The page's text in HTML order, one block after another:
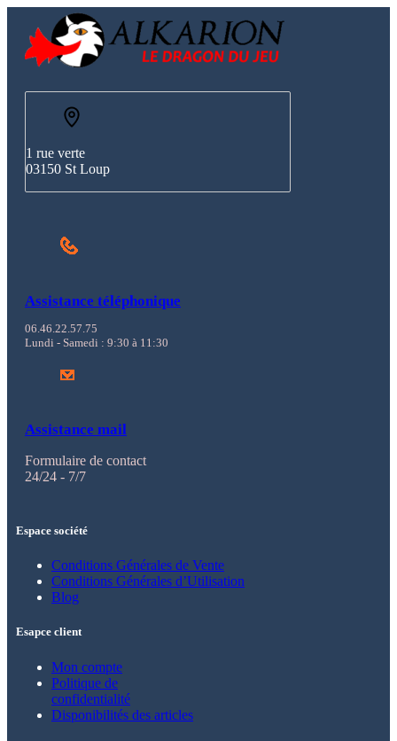
1 rue verte
03150 St Loup
Assistance téléphonique
06.46.22.57.75
Lundi - Samedi : 9:30 à 11:30
Assistance mail
Formulaire de contact
24/24 - 7/7
Espace société
Conditions Générales de Vente
Conditions Générales d’Utilisation
Blog
Esapce client
Mon compte
Politique de
confidentialité
Disponibilités des articles